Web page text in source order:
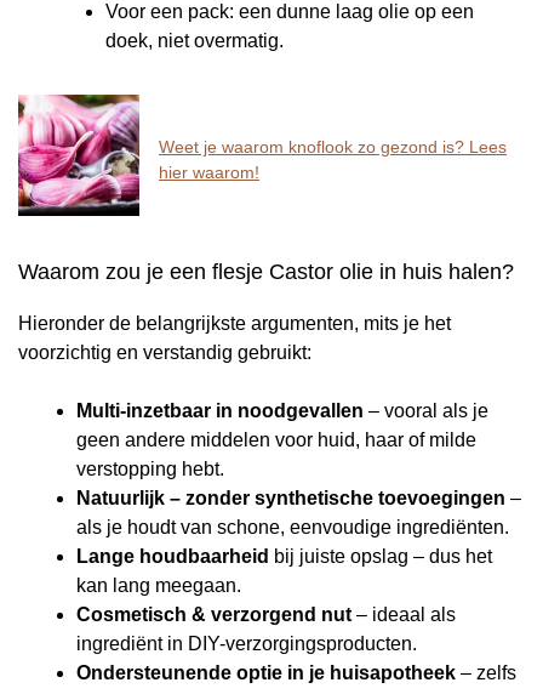
Voor een pack: een dunne laag olie op een
doek, niet overmatig.
Weet je waarom knoflook zo gezond is? Lees
hier waarom!
Waarom zou je een flesje Castor olie in huis halen?
Hieronder de belangrijkste argumenten, mits je het
voorzichtig en verstandig gebruikt:
Multi-inzetbaar in noodgevallen – vooral als je
geen andere middelen voor huid, haar of milde
verstopping hebt.
Natuurlijk – zonder synthetische toevoegingen –
als je houdt van schone, eenvoudige ingrediënten.
Lange houdbaarheid bij juiste opslag – dus het
kan lang meegaan.
Cosmetisch & verzorgend nut – ideaal als
ingrediënt in DIY-verzorgingsproducten.
Ondersteunende optie in je huisapotheek – zelfs